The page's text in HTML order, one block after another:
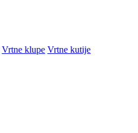
Vrtne klupe Vrtne kutije